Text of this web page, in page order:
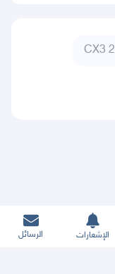
CX3
الإشعارات الرسائل